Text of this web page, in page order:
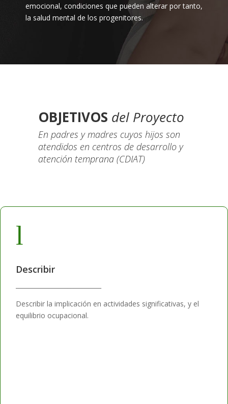
emocional, condiciones que pueden alterar por tanto,
la salud mental de los progenitores.
OBJETIVOS del Proyecto
En padres y madres cuyos hijos son
atendidos en centros de desarrollo y
atención temprana (CDIAT)
l
Describir
Describir la implicación en actividades significativas, y el
equilibrio ocupacional.